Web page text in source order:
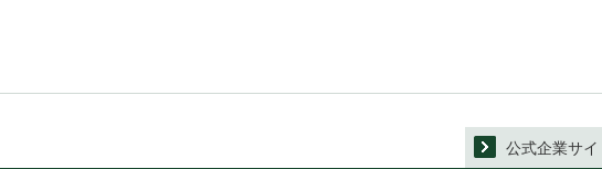
公式企業サ